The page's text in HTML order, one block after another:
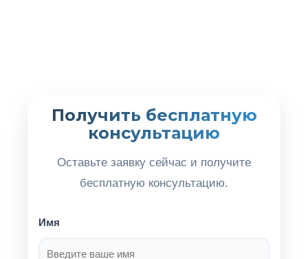
Получить бесплатную
консультацию
Оставьте заявку сейчас и получите
бесплатную консультацию.
Имя